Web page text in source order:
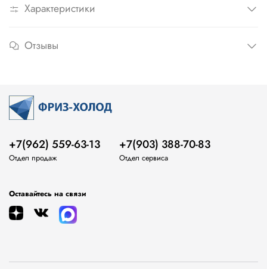
Характеристики
Отзывы
+7(962) 559-63-13
Отдел продаж
+7(903) 388-70-83
Отдел сервиса
Оставайтесь на связи